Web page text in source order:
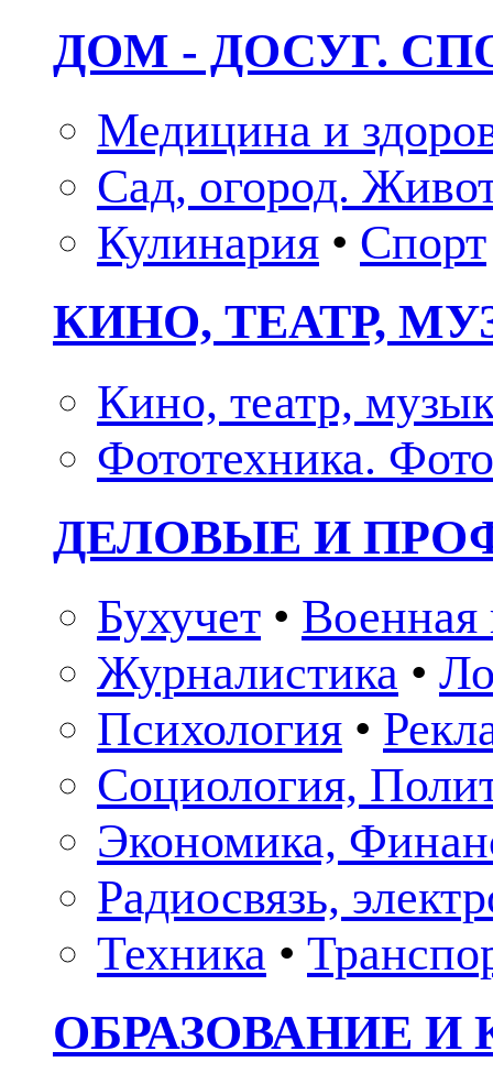
ДОМ - ДОСУГ.
Медицина и
Сад, огород.
Кулинария • Спорт
КИНО, ТЕАТР,
Кино, театр,
Фототехника.
ДЕЛОВЫЕ И
Бухучет • Военная
Журналистика •
Психология •
Социология,
Экономика,
Радиосвязь,
Техника •
ОБРАЗОВАНИЕ И